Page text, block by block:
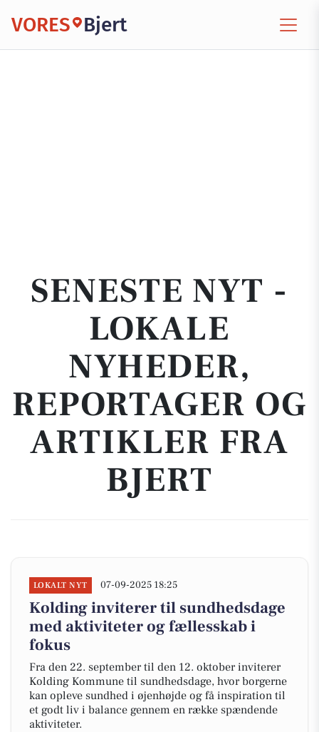
VORES Bjert
SENESTE NYT -
LOKALE
NYHEDER,
REPORTAGER OG
ARTIKLER FRA
BJERT
LOKALT NYT 07-09-2025 18:25
Kolding inviterer til sundhedsdage
med aktiviteter og fællesskab i
fokus
Fra den 22. september til den 12. oktober inviterer
Kolding Kommune til sundhedsdage, hvor borgerne
kan opleve sundhed i øjenhøjde og få inspiration til
et godt liv i balance gennem en række spændende
aktiviteter.